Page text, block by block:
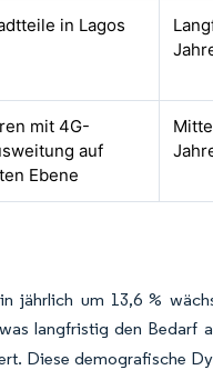
in Lagos
mit 4G-
auf
Ebene
jährlich um 13,6 %
langfristig den Bedarf
Diese demografische